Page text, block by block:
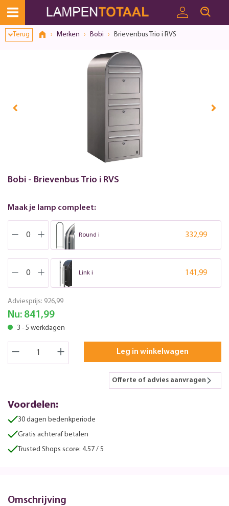
Terug Merken Bobi Brievenbus Trio i RVS
Bobi - Brievenbus Trio i RVS
Maak je lamp compleet:
Round i 332,99
Link i 141,99
Adviesprijs: 926,99
Nu: 841,99
3 - 5 werkdagen
Leg in winkelwagen
Offerte of advies aanvragen
Voordelen:
30 dagen bedenkperiode
Gratis achteraf betalen
Trusted Shops score: 4.57 / 5
Omschrijving